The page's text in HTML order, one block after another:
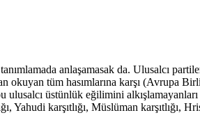
anlaşamasak da. Ulusalcı
okuyan tüm hasımlarına karşı (Avrupa
üstünlük eğilimini
karşıtlığı, Müslüman karşıtlığı,